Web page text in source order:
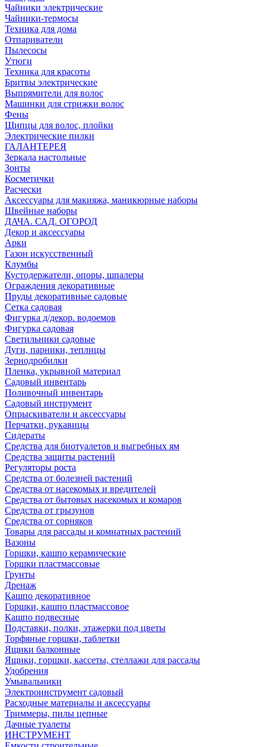
Чайники электрические
Чайники-термосы
Техника для дома
Отпариватели
Пылесосы
Утюги
Техника для красоты
Бритвы электрические
Выпрямители для волос
Машинки для стрижки волос
Фены
Щипцы для волос, плойки
Электрические пилки
ГАЛАНТЕРЕЯ
Зеркала настольные
Зонты
Косметички
Расчески
Аксессуары для макияжа, маникюрные наборы
Швейные наборы
ДАЧА. САД. ОГОРОД
Декор и аксессуары
Арки
Газон искусственный
Клумбы
Кустодержатели, опоры, шпалеры
Ограждения декоративные
Пруды декоративные садовые
Сетка садовая
Фигурка д/декор. водоемов
Фигурка садовая
Светильники садовые
Дуги, парники, теплицы
Зернодробилки
Пленка, укрывной материал
Садовый инвентарь
Поливочный инвентарь
Садовый инструмент
Опрыскиватели и аксессуары
Перчатки, рукавицы
Сидераты
Средства для биотуалетов и выгребных ям
Средства защиты растений
Регуляторы роста
Средства от болезней растений
Средства от насекомых и вредителей
Средства от бытовых насекомых и комаров
Средства от грызунов
Средства от сорняков
Товары для рассады и комнатных растений
Вазоны
Горшки, кашпо керамические
Горшки пластмассовые
Грунты
Дренаж
Кашпо декоративное
Горшки, кашпо пластмассовое
Кашпо подвесные
Подставки, полки, этажерки под цветы
Торфяные горшки, таблетки
Ящики балконные
Ящики, горшки, кассеты, стеллажи для рассады
Удобрения
Умывальники
Электроинструмент садовый
Расходные материалы и аксессуары
Триммеры, пилы цепные
Дачные туалеты
ИНСТРУМЕНТ